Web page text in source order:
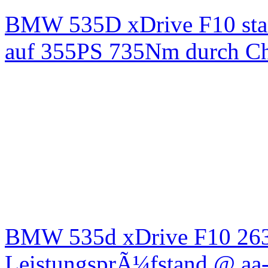
BMW 535D xDrive F10
auf 355PS 735Nm durch
BMW 535d xDrive F10